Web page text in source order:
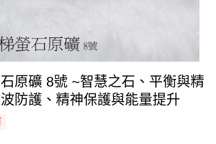
原礦 8號 ~智慧之石、平衡與精
防護、精神保護與能量提升